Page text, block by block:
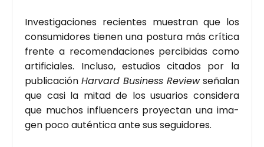
Inves­ti­ga­cio­nes recien­tes mues­tran que los
con­su­mi­do­res tie­nen una pos­tu­ra más crí­ti­ca
fren­te a reco­men­da­cio­nes per­ci­bi­das como
arti­fi­cia­les. Inclu­so, estu­dios cita­dos por la
publi­ca­ciónHar­vard Busi­ness Reviewseña­lan
que casi la mitad de los usua­rios con­si­de­ra
que muchos influen­cers pro­yec­tan una ima­
gen poco autén­ti­ca ante sus segui­do­res.